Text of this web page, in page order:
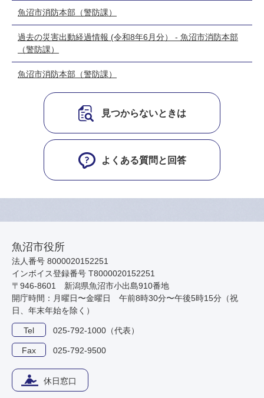
魚沼市消防本部（警防課）
過去の災害出動経過情報 (令和8年6月分） - 魚沼市消防本部
（警防課）
魚沼市消防本部（警防課）
見つからないときは
よくある質問と回答
魚沼市役所
法人番号 8000020152251
インボイス登録番号 T8000020152251
〒946-8601 新潟県魚沼市小出島910番地
開庁時間：月曜日〜金曜日 午前8時30分〜午後5時15分（祝
日、年末年始を除く）
Tel 025-792-1000（代表）
Fax 025-792-9500
休日窓口